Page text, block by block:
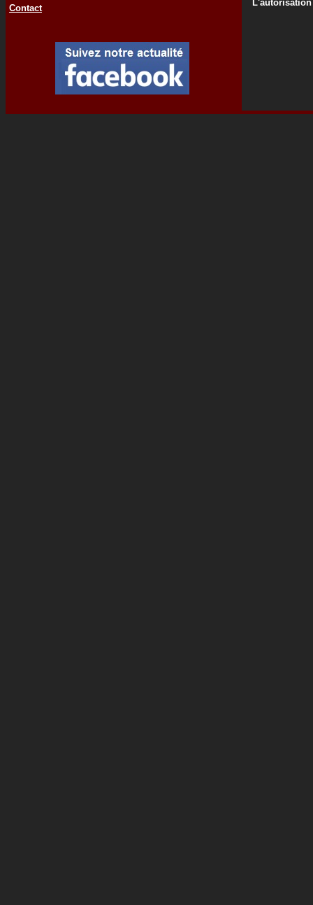
Contact
L'autorisation